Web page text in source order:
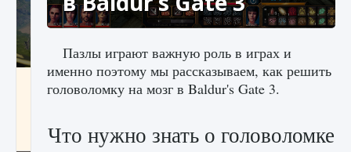
Как исправить ошибку Palworld «Идет
сохранение мира — Невозможно начать
9 августа 2024 2 511 0 0
Пазлы играют важную роль в играх и
именно поэтому мы рассказываем, как решить
головоломку на мозг в Baldur's Gate 3.
Что нужно знать о головоломке